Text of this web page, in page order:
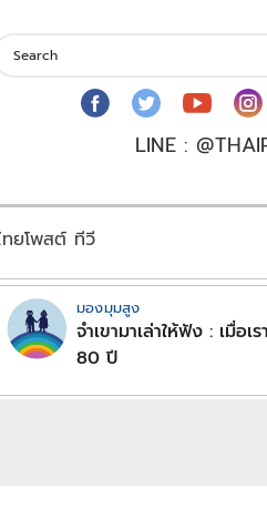
LINE :
ทยโพสต์ ทีวี
มองมุมสูง
จำเขามาเล่าให้ฟัง : เมื่อเ
80 ปี